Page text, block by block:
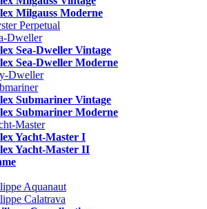
Milgauss Moderne
Perpetual
Dweller
Sea-Dweller Vintage
Sea-Dweller Moderne
Dweller
Submariner Vintage
Submariner Moderne
Master
Yacht-Master I
Yacht-Master II
Aquanaut
Calatrava